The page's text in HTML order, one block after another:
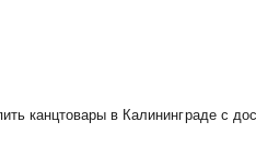
канцтовары в Калининграде с